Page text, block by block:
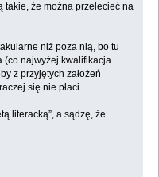
takie, że można przelecieć na
niż poza nią, bo tu
(co najwyżej kwalifikacja
z przyjętych założeń
się nie płaci.
literacką”, a sądzę, że